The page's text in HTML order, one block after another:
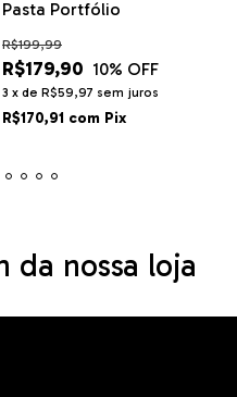
Pasta Portfólio
R$179,90
R$199,99
10% OFF
3 x de R$59,97 sem juros
R$170,91 com Pix
da nossa loja